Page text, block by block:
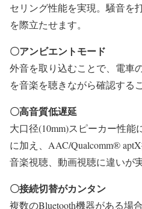
セリング性能を実現。騒音を
を際立たせます。
〇アンビエントモード
外音を取り込むことで、電車
を音楽を聴きながら確認する
〇高音質低遅延
大口径(10mm)スピーカー性
に加え、AAC/Qualcomm®︎
音楽視聴、動画視聴に違いが
〇接続切替がカンタン
複数のBluetooth機器がある場